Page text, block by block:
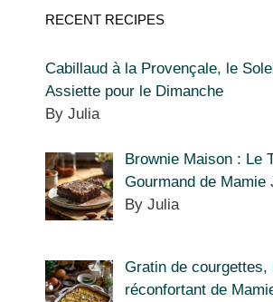
RECENT RECIPES
Cabillaud à la Provençale, le
Assiette pour le Dimanche
By Julia
Brownie Maison : Le
Gourmand de Mamie
By Julia
Gratin de courgettes,
réconfortant de